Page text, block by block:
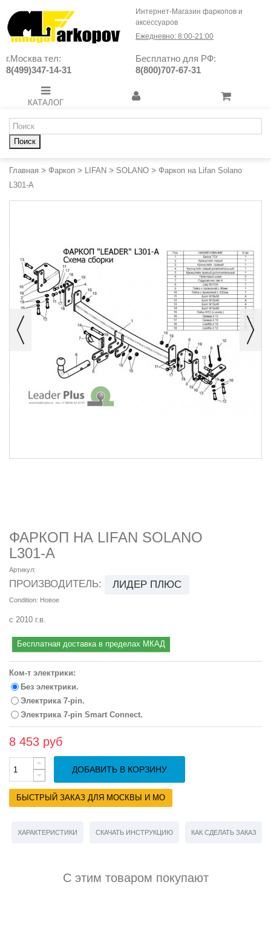
Интернет-Магазин фаркопов и
аксессуаров
Ежедневно: 8:00-21:00
г.Москва тел:
8(499)347-14-31
Бесплатно для РФ:
8(800)707-67-31
КАТАЛОГ
Поиск
Главная > Фаркоп > LIFAN > SOLANO > Фаркоп на Lifan Solano
L301-A
ФАРКОП НА LIFAN SOLANO
L301-A
Артикул:
ПРОИЗВОДИТЕЛЬ: ЛИДЕР ПЛЮС
Condition: Новое
с 2010 г.в.
Бесплатная доставка в пределах МКАД
Ком-т электрики:
Без электрики.
Электрика 7-pin.
Электрика 7-pin Smart Connect.
8 453 руб
ДОБАВИТЬ В КОРЗИНУ
БЫСТРЫЙ ЗАКАЗ ДЛЯ МОСКВЫ И МО
ХАРАКТЕРИСТИКИ СКАЧАТЬ ИНСТРУКЦИЮ КАК СДЕЛАТЬ ЗАКАЗ
С этим товаром покупают